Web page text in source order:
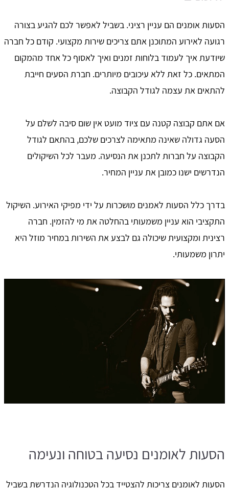
הסעות אומנים הם עניין רציני. בשביל לאפשר לכם להגיע בצורה
רגועה לאירוע המתוכנן אתם צריכים שירות מקצועי. קודם כל חברה
שיודעת איך לעמוד בלוחות זמנים ואיך לאסוף כל אחד מהמקום
המתאים. כל זאת ללא עיכובים מיותרים. חברת הסעים חייבת
להתאים את עצמה לגודל הקבוצה.
אם אתם קבוצה קטנה עם ציוד מועט אין שום סיבה לשלם על
הסעה גדולה שאינה מתאימה לצרכים שלכם, בהתאם לגודל
הקבוצה על חברות לתכנן את הנסיעה. מעבר לכל השיקולים
הנדרשים ישנו כמובן את עניין המחיר.
בדרך כלל הסעות לאמנים מושכרות על ידי מפיקי האירוע. השיקול
התקציבי הוא עניין משמעותי בהחלטה את מי להזמין. חברה
רצינית ומקצועית שיכולה גם לבצע את השירות במחיר מוזל היא
יתרון משמעותי.
הסעות לאומנים נסיעה בטוחה ונעימה
הסעות לאומנים צריכות להצטייד בכל הטכנולוגיה הנדרשת בשביל